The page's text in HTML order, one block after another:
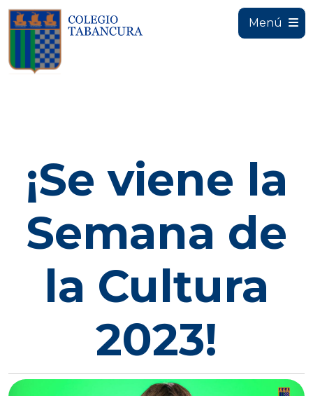
Menú
¡Se viene la
Semana de
la Cultura
2023!